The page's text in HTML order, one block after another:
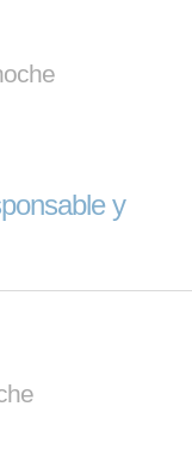
y